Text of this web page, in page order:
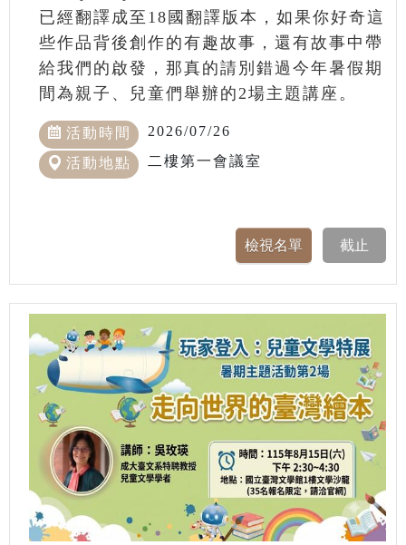
已經翻譯成至18國翻譯版本，如果你好奇這
些作品背後創作的有趣故事，還有故事中帶
給我們的啟發，那真的請別錯過今年暑假期
間為親子、兒童們舉辦的2場主題講座。
活動時間 2026/07/26
活動地點 二樓第一會議室